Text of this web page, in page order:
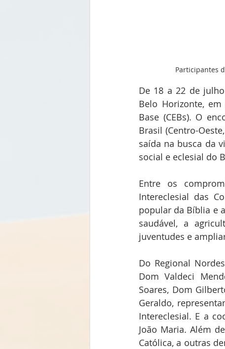
Participantes
De 18 a 22 de
Belo Horizonte,
Base (CEBs). O
Brasil (Centro-
saída na busca da
social e eclesial do
Entre os
Intereclesial das
popular da Bíblia e
saudável, a
juventudes e
Do Regional
Dom Valdeci
Soares, Dom
Geraldo,
Intereclesial. E a
João Maria. Além
Católica, a outras